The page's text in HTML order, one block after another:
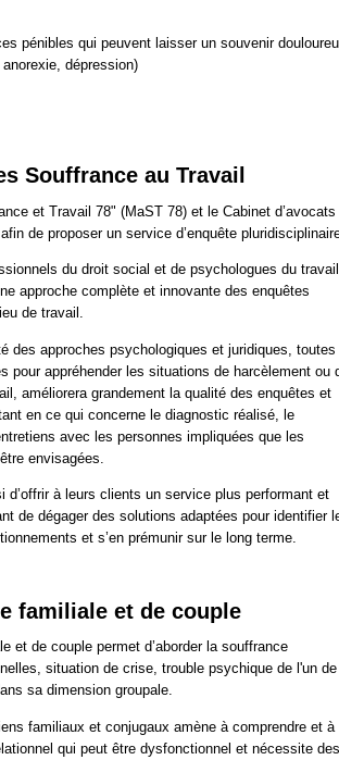
pénibles qui peuvent laisser un souvenir
dépression)
Souffrance au Travail
et Travail 78" (MaST 78) et le Cabinet d’avocats
de proposer un service d’enquête
du droit social et de psychologues du travail
approche complète et innovante des enquêtes
de travail.
des approches psychologiques et juridiques, toutes
pour appréhender les situations de harcèlement ou
améliorera grandement la qualité des enquêtes et
en ce qui concerne le diagnostic réalisé, le
avec les personnes impliquées que les
envisagées.
d’offrir à leurs clients un service plus performant et
de dégager des solutions adaptées pour identifier
et s’en prémunir sur le long terme.
familiale et de couple
et de couple permet d’aborder la souffrance
situation de crise, trouble psychique de l'un de
sa dimension groupale.
familiaux et conjugaux amène à comprendre et à
qui peut être dysfonctionnel et nécessite des